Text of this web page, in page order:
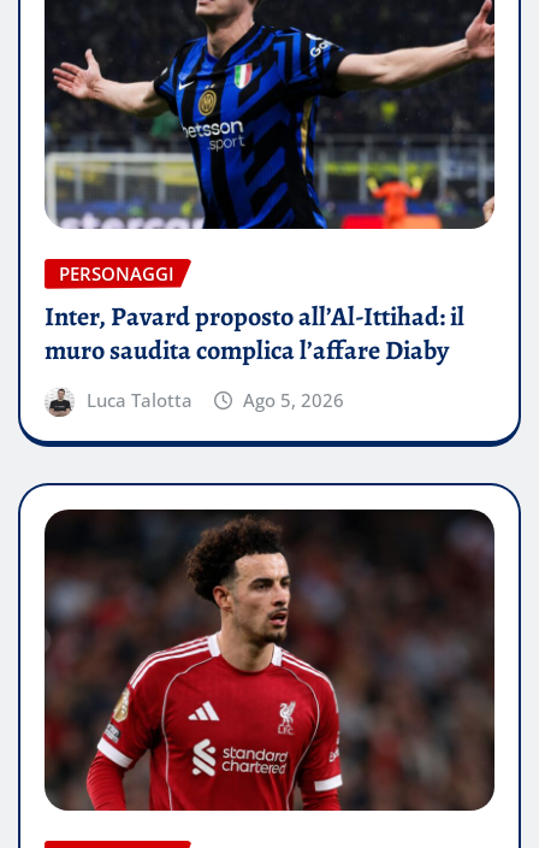
PERSONAGGI
Inter, Pavard proposto all’Al-Ittihad: il
muro saudita complica l’affare Diaby
Luca Talotta Ago 5, 2026